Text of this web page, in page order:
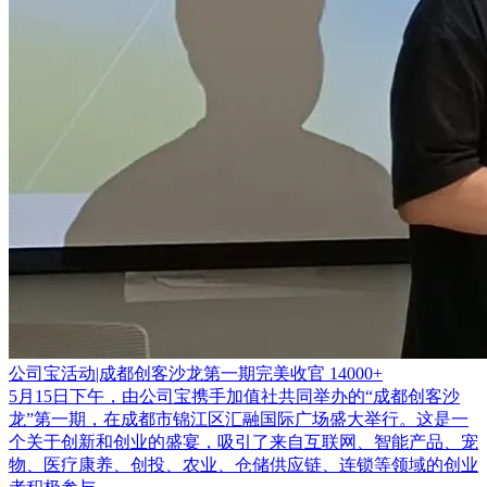
公司宝活动|成都创客沙龙第一期完美收官 14000+
5月15日下午，由公司宝携手加值社共同举办的“成都创客沙
龙”第一期，在成都市锦江区汇融国际广场盛大举行。这是一
个关于创新和创业的盛宴，吸引了来自互联网、智能产品、宠
物、医疗康养、创投、农业、仓储供应链、连锁等领域的创业